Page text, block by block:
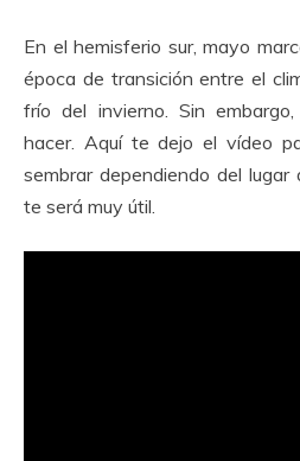
En el hemisferio sur, mayo
época de transición entre el
frío del invierno. Sin
hacer. Aquí te dejo el vídeo
sembrar dependiendo del lugar
te será muy útil.